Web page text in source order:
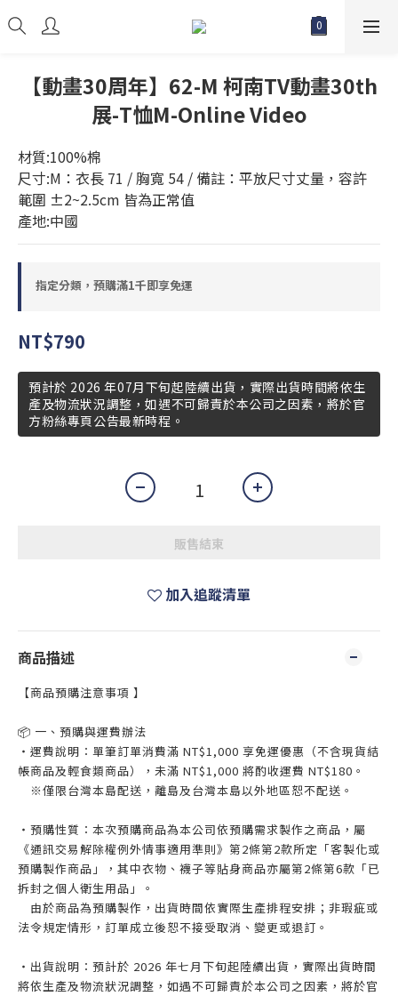
【動畫30周年】62-M 柯南TV動畫30th
展-T恤M-Online Video
材質:100%棉
尺寸:M：衣長 71 / 胸寬 54 / 備註：平放尺寸丈量，容許
範圍 ±2~2.5cm 皆為正常值
產地:中國
指定分類，預購滿1千即享免運
NT$790
預計於 2026 年07月下旬起陸續出貨，實際出貨時間將依生
產及物流狀況調整，如遇不可歸責於本公司之因素，將於官
方粉絲專頁公告最新時程。
販售結束
加入追蹤清單
商品描述
【商品預購注意事項 】
📦 一、預購與運費辦法
・運費說明：單筆訂單消費滿 NT$1,000 享免運優惠（不含現貨結
帳商品及輕食類商品），未滿 NT$1,000 將酌收運費 NT$180。
※僅限台灣本島配送，離島及台灣本島以外地區恕不配送。
・預購性質：本次預購商品為本公司依預購需求製作之商品，屬
《通訊交易解除權例外情事適用準則》第2條第2款所定「客製化或
預購製作商品」，其中衣物、襪子等貼身商品亦屬第2條第6款「已
拆封之個人衛生用品」。
由於商品為預購製作，出貨時間依實際生產排程安排；非瑕疵或
法令規定情形，訂單成立後恕不接受取消、變更或退訂。
・出貨說明：預計於 2026 年七月下旬起陸續出貨，實際出貨時間
將依生產及物流狀況調整，如遇不可歸責於本公司之因素，將於官